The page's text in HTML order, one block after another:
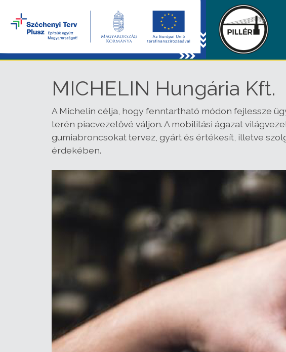
MICHELIN Hungária Kft.
A Michelin célja, hogy fenntartható módon fejlessze
terén piacvezetővé váljon. A mobilitási ágazat
gumiabroncsokat tervez, gyárt és értékesít, illetve
érdekében.